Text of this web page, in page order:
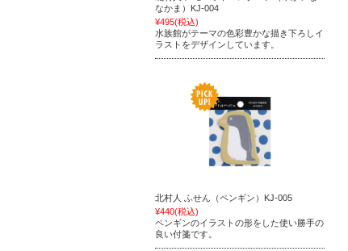
なかま）KJ-004
¥495(税込)
水族館がテーマの色彩豊かな描き下ろしイ
ラストをデザインしています。
北村人 ふせん（ペンギン）KJ-005
¥440(税込)
ペンギンのイラストの形をした使い勝手の
良い付箋です。